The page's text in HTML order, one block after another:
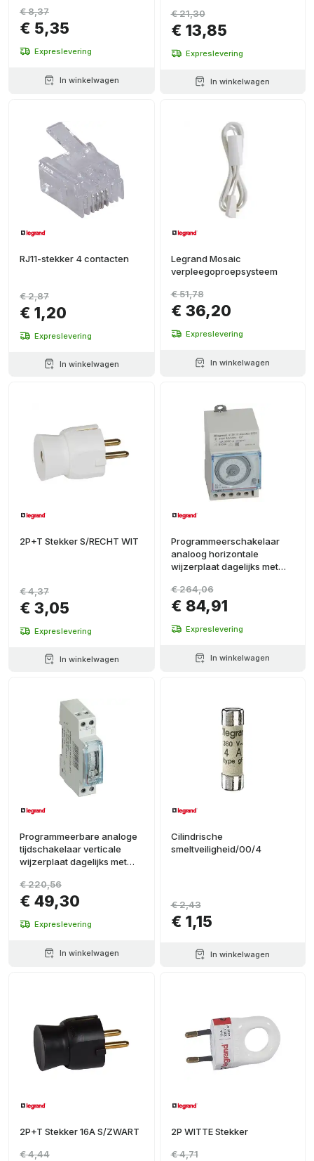
€ 5,35
€ 8,37
Expreslevering
In winkelwagen
€ 13,85
€ 21,30
Expreslevering
In winkelwagen
RJ11-stekker 4 contacten
€ 1,20
€ 2,87
Expreslevering
In winkelwagen
Legrand Mosaic
verpleegoproepsysteem
€ 36,20
€ 51,78
Expreslevering
In winkelwagen
2P+T Stekker S/RECHT WIT
€ 3,05
€ 4,37
Expreslevering
In winkelwagen
Programmeerschakelaar
analoog horizontale
wijzerplaat dagelijks met
€ 84,91
€ 264,06
Expreslevering
In winkelwagen
Programmeerbare analoge
tijdschakelaar verticale
wijzerplaat dagelijks met
€ 49,30
€ 220,56
Expreslevering
In winkelwagen
Cilindrische
smeltveiligheid/00/4
€ 1,15
€ 2,43
In winkelwagen
2P+T Stekker 16A S/ZWART
€ 4,44
2P WITTE Stekker
€ 4,71